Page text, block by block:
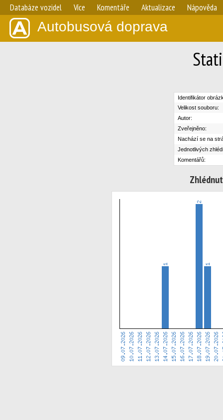
Databáze vozidel Více Komentáře Aktualizace Nápověda
Autobusová doprava
Identifikátor
Velikost souboru:
Autor:
Zveřejněno:
Nachází se na
Jednotlivých
Komentářů: